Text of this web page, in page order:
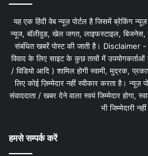
यह एक हिंदी वेब न्यूज़ पोर्टल है जिसमें ब्रेकिंग
न्यूज, बॉलीवुड, खेल जगत, लाइफस्टाइल, बिजनेस,
संबंधित खबरें पोस्ट की जाती है। Disclaimer -
विवाद के लिए साइट के कुछ तत्वों में उपयोगकर्ताओं
/ विडियो आदि ) शामिल होगी स्वामी, मुद्रक,
लिए कोई ज़िम्मेदार नहीं स्वीकार करता है। न्यूज़
संवाददाता / खबर देने वाला स्वयं जिम्मेदार होगा,
भी जिम्मेदारी नहीं
हमसे सम्पर्क करें